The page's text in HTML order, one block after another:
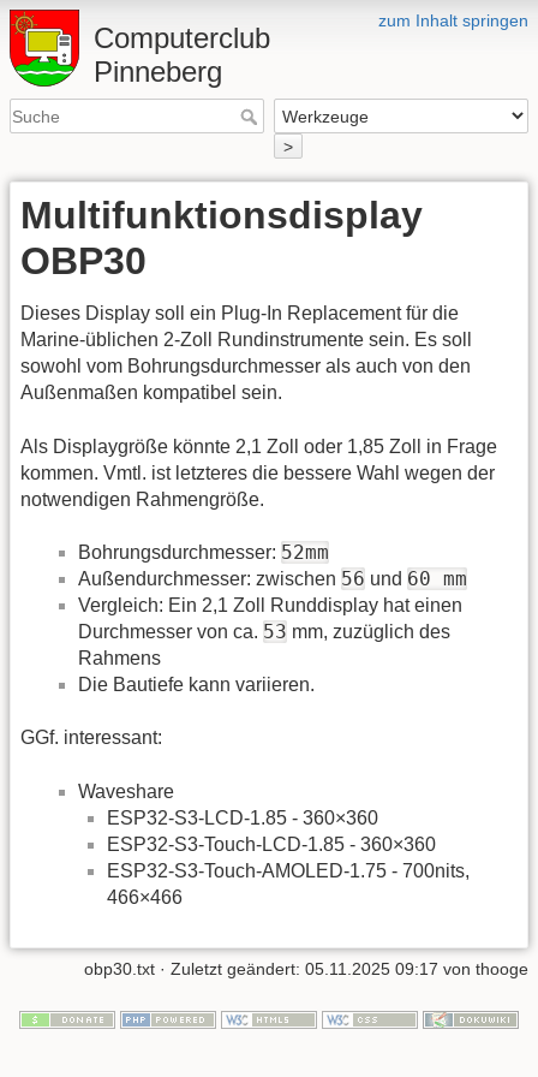
zum Inhalt springen
Computerclub
Pinneberg
>
Multifunktionsdisplay
OBP30
Dieses Display soll ein Plug-In Replacement für die
Marine-üblichen 2-Zoll Rundinstrumente sein. Es soll
sowohl vom Bohrungsdurchmesser als auch von den
Außenmaßen kompatibel sein.
Als Displaygröße könnte 2,1 Zoll oder 1,85 Zoll in Frage
kommen. Vmtl. ist letzteres die bessere Wahl wegen der
notwendigen Rahmengröße.
Bohrungsdurchmesser: 52mm
Außendurchmesser: zwischen 56 und 60 mm
Vergleich: Ein 2,1 Zoll Runddisplay hat einen
Durchmesser von ca. 53 mm, zuzüglich des
Rahmens
Die Bautiefe kann variieren.
GGf. interessant:
Waveshare
ESP32-S3-LCD-1.85 - 360×360
ESP32-S3-Touch-LCD-1.85 - 360×360
ESP32-S3-Touch-AMOLED-1.75 - 700nits,
466×466
obp30.txt · Zuletzt geändert: 05.11.2025 09:17 von thooge